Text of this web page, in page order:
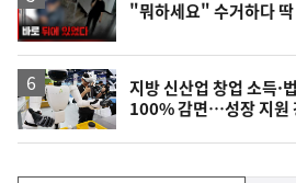
상
"뭐하세요" 수거하다
지방 신산업 창업 소득·
100% 감면…성장 지원